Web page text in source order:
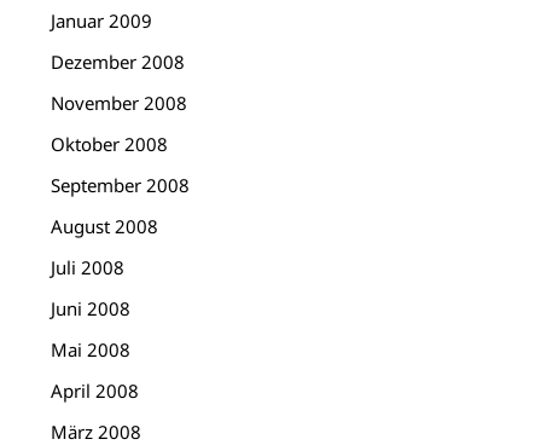
Januar 2009
Dezember 2008
November 2008
Oktober 2008
September 2008
August 2008
Juli 2008
Juni 2008
Mai 2008
April 2008
März 2008